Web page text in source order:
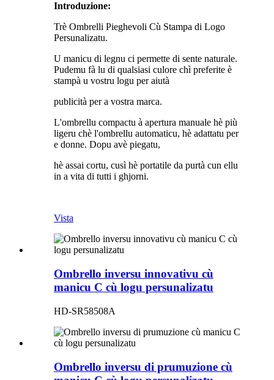
Introduzione:
Trè Ombrelli Pieghevoli Cù Stampa di Logo
Persunalizatu.
U manicu di legnu ci permette di sente naturale.
Pudemu fà lu di qualsiasi culore chì preferite è
stampà u vostru logu per aiutà
publicità per a vostra marca.
L'ombrellu compactu à apertura manuale hè più
ligeru chè l'ombrellu automaticu, hè adattatu per
e donne. Dopu avè piegatu,
hè assai cortu, cusì hè portatile da purtà cun ellu
in a vita di tutti i ghjorni.
Vista
Ombrello inversu innovativu cù
manicu C cù logu persunalizatu
HD-SR58508A
Ombrello inversu di prumuzione cù